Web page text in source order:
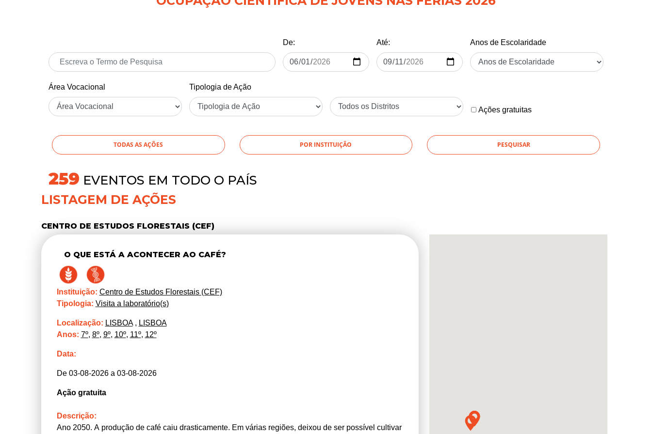
De: Até: Anos de Escolaridade
Área Vocacional Tipologia de Ação
Ações gratuitas
TODAS AS AÇÕES POR INSTITUIÇÃO
279 EVENTOS EM TODO O PAÍS
LISTAGEM DE AÇÕES
CENTRO DE ESTUDOS FLORESTAIS (CEF)
O QUE ESTÁ A ACONTECER AO CAFÉ?
Instituição: Centro de Estudos Florestais (CEF)
Tipologia: Visita a laboratório(s)
Localização: LISBOA, LISBOA
Anos: 7º, 8º, 9º, 10º, 11º, 12º
Data:
De 03-08-2026 a 03-08-2026
Ação gratuita
Descrição:
Ano 2050. A produção de café caiu drasticamente. Em várias regiões, deixou de ser possível cultivar